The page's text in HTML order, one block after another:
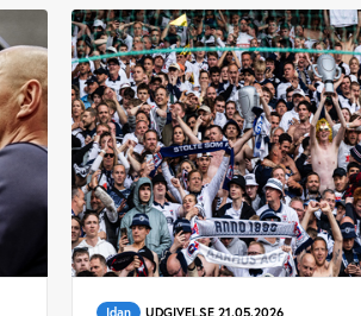
Idan UDGIVELSE 21.05.2026